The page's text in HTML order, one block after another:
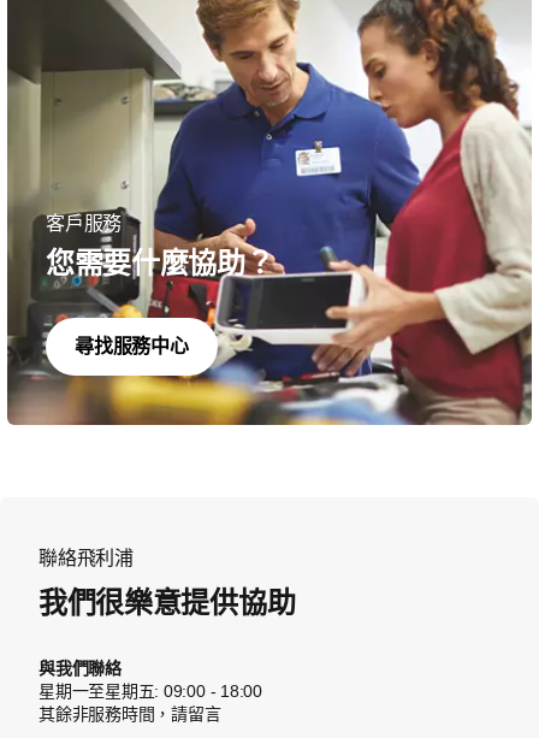
客戶服務
您需要什麼協助？
尋找服務中心
聯絡飛利浦
我們很樂意提供協助
與我們聯絡
星期一至星期五: 09:00 - 18:00
其餘非服務時間，請留言